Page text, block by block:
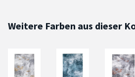
Weitere Farben aus dieser